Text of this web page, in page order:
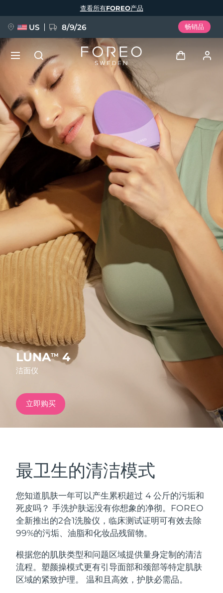
LUNATM4
洁面仪
立即购买
最卫生的清洁模式
您知道肌肤一年可以产生累积超过 4 公斤的污垢和
死皮吗？ 手洗护肤远没有你想象的净彻。FOREO
全新推出的2合1洗脸仪，临床测试证明可有效去除
99%的污垢、油脂和化妆品残留物。
根据您的肌肤类型和问题区域提供量身定制的清洁
流程。塑颜操模式更有引导面部和颈部等特定肌肤
区域的紧致护理。 温和且高效，护肤必需品。
查看所有FOREO产品
US 8/9/26 畅销品
用户信息
我的设备
我的订单
我的地址
我的订阅
新品
FAQ™ Pure Beauty-Tech Elixir
BREAKING NEWS
issa™ Teeth Whitening Set
FAQ™ Dual LED Panel
热门产品
特别优惠
红光疗法
面部清洁
LUNA™ 4 套装
Anti-aging massage
LUNA™ 4 Plus
紧致提拉
BEAR™ 2 套装
Microcurrent toning
BEAR™ 2 go
补水保湿
UFO™ 3 套装
口腔护理
issa™ 4
语言
English Deutsch
Español
Français
Italiano
Português
Svenska
Русский
Türkçe
简体中文 繁體中文
发货国家
美国 预计送达日期
英国 预计送达日期
西班牙 ৮/৮/২৬
澳大利亚 预计送达日期১১/৮/২৬
法国 预计送达日期
德国 预计送达日期
加拿大 预计送达日期 ১২/৮/২৬
奥地利 预计送达日期
比利时 预计送达日期৮/৮/২৬
百慕大 预计送达日期
波斯尼亚和黑塞哥维那 预计送达日期১১/৮/২৬
文莱 预计送达日期